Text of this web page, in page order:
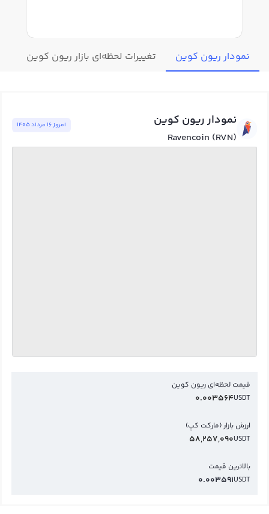
نمودار ریون کوین تغییرات لحظه‌ای بازار ریون کوین
نمودار ریون کوین
Ravencoin (RVN)
امروز ١٦ مرداد ١٤٠٥
قیمت لحظه‌ای ریون کوین
USDT
0.003564
ارزش بازار (مارکت کپ)
USDT
58,257,090
بالاترین قیمت
USDT
0.003591